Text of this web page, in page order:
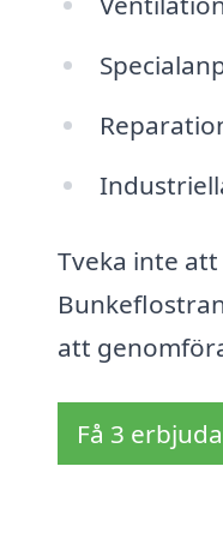
Tveka inte
att
Få 3